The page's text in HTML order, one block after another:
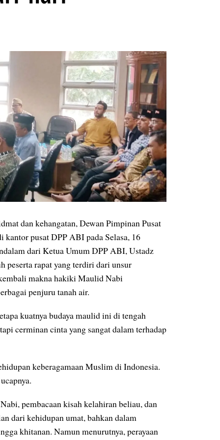
dan kehangatan, Dewan Pimpinan Pusat
pusat DPP ABI pada Selasa, 16
dari Ketua Umum DPP ABI, Ustadz
peserta rapat yang terdiri dari unsur
makna hakiki Maulid Nabi
penjuru tanah air.
kuatnya budaya maulid ini di tengah
cerminan cinta yang sangat dalam terhadap
keberagamaan Muslim di Indonesia.
pembacaan kisah kelahiran beliau, dan
dari kehidupan umat, bahkan dalam
khitanan. Namun menurutnya, perayaan